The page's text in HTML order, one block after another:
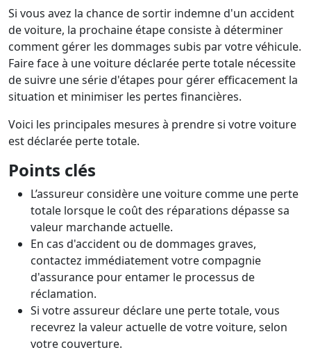
Si vous avez la chance de sortir indemne d'un accident
de voiture, la prochaine étape consiste à déterminer
comment gérer les dommages subis par votre véhicule.
Faire face à une voiture déclarée perte totale nécessite
de suivre une série d'étapes pour gérer efficacement la
situation et minimiser les pertes financières.​
Voici les principales mesures à prendre si votre voiture
est déclarée perte totale.​
Points clés
L’assureur considère une voiture comme une perte
totale lorsque le coût des réparations dépasse sa
valeur marchande actuelle.
En cas d'accident ou de dommages graves,
contactez immédiatement votre compagnie
d'assurance pour entamer le processus de
réclamation.​
Si votre assureur déclare une perte totale, vous
recevrez la valeur actuelle de votre voiture, selon
votre couverture.